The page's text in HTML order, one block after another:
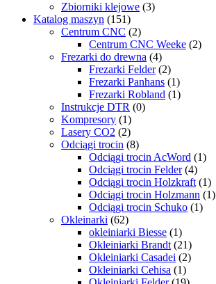
Zbiorniki klejowe (3)
Katalog maszyn (151)
Centrum CNC (2)
Centrum CNC Weeke (2)
Frezarki do drewna (4)
Frezarki Felder (2)
Frezarki Panhans (1)
Frezarki Robland (1)
Instrukcje DTR (0)
Kompresory (1)
Lasery CO2 (2)
Odciągi trocin (8)
Odciągi trocin AcWord (1)
Odciągi trocin Felder (4)
Odciągi trocin Holzkraft (1)
Odciągi trocin Holzmann (1)
Odciągi trocin Schuko (1)
Okleinarki (62)
okleiniarki Biesse (1)
Okleiniarki Brandt (21)
Okleiniarki Casadei (2)
Okleiniarki Cehisa (1)